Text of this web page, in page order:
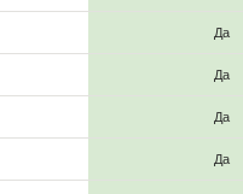
Да
Да
Да
Да